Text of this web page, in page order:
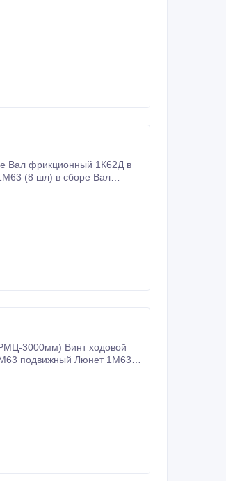
(8 шл) в сборе Вал
Винт ходовой